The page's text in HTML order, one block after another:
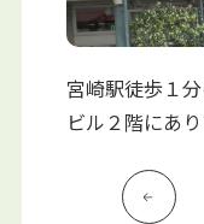
プライバシーポ
宮崎駅徒歩１
ビル２階にあ